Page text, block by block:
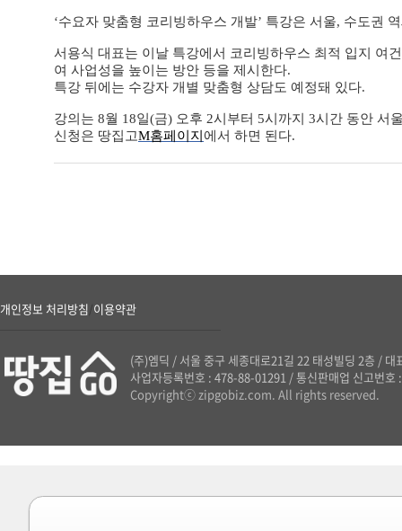
‘수요자 맞춤형 코리빙하우스 개발’ 특강은 서울, 수도권
서용식 대표는 이날 특강에서 코리빙하우스 최적 입지 여
여 사업성을 높이는 방안 등을 제시한다.
특강 뒤에는 수강자 개별 맞춤형 상담도 예정돼 있다.
강의는 8월 18일(금) 오후 2시부터 5시까지 3시간 동안
신청은 땅집고M홈페이지 에서 하면 된다.
(주)엠딕 / 서울 중구 세종대로21길 22 태성빌딩 2층 / 대
사업자등록번호 : 478-88-01291 /통신판매업 신고번
Copyrightⓒ zipgobiz.com. All rights reserved.
개인정보 처리방침/이용약관